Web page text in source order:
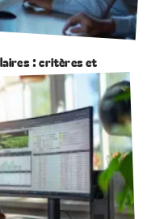
: critères et